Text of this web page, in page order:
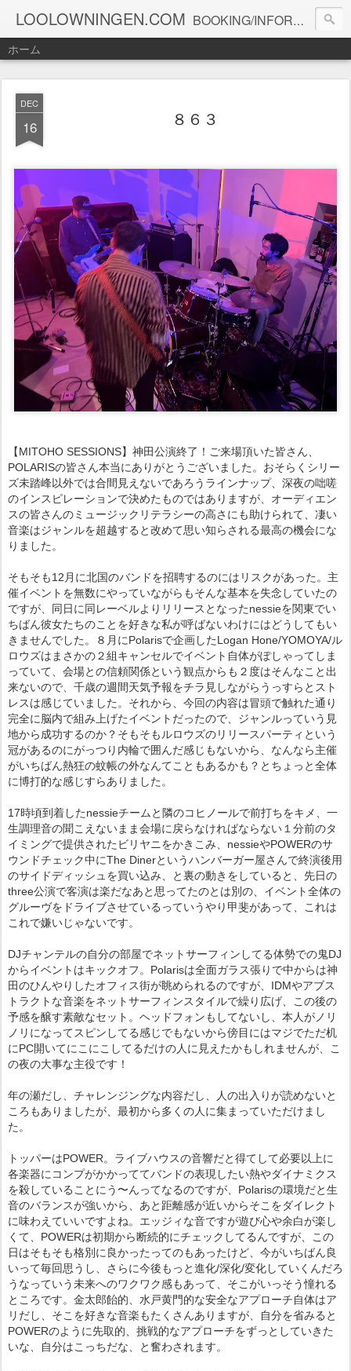
LOOLOWNINGEN.COM BOOKING/INFORMATION info@loolowningen.com
ホーム
DEC
16 ８６３
【MITOHO SESSIONS】神田公演終了！ご来場頂いた皆さん、
POLARISの皆さん本当にありがとうございました。おそらくシリー
ズ未踏峰以外では合間見えないであろうラインナップ、深夜の咄嗟
のインスピレーションで決めたものではありますが、オーディエン
スの皆さんのミュージックリテラシーの高さにも助けられて、凄い
音楽はジャンルを超越すると改めて思い知らされる最高の機会にな
りました。
そもそも12月に北国のバンドを招聘するのにはリスクがあった。主
催イベントを無数にやっていながらもそんな基本を失念していたの
ですが、同日に同レーベルよりリリースとなったnessieを関東でい
ちばん彼女たちのことを好きな私が呼ばないわけにはどうしてもい
きませんでした。８月にPolarisで企画したLogan Hone/YOMOYA/ル
ロウズはまさかの２組キャンセルでイベント自体がぽしゃってしま
っていて、会場との信頼関係という観点からも２度はそんなこと出
来ないので、千歳の週間天気予報をチラ見しながらうっすらとスト
レスは感じていました。それから、今回の内容は冒頭で触れた通り
完全に脳内で組み上げたイベントだったので、ジャンルっていう見
地から成功するのか？そもそもルロウズのリリースパーティという
冠があるのにがっつり内輪で囲んだ感じもないから、なんなら主催
がいちばん熱狂の蚊帳の外なんてこともあるかも？とちょっと全体
に博打的な感じすらありました。
17時頃到着したnessieチームと隣のコヒノールで前打ちをキメ、一
生調理音の聞こえないまま会場に戻らなければならない１分前のタ
イミングで提供されたビリヤニをかきこみ、nessieやPOWERのサ
ウンドチェック中にThe Dinerというハンバーガー屋さんで終演後用
のサイドディッシュを買い込み、と裏の動きをしていると、先日の
three公演で客演は楽だなあと思ってたのとは別の、イベント全体の
グルーヴをドライブさせているっていうやり甲斐があって、これは
これで嫌いじゃないです。
DJチャンテルの自分の部屋でネットサーフィンしてる体勢での鬼DJ
からイベントはキックオフ。Polarisは全面ガラス張りで中からは神
田のひんやりしたオフィス街が眺められるのですが、IDMやアブス
トラクトな音楽をネットサーフィンスタイルで繰り広げ、この後の
予感を醸す素敵なセット。ヘッドフォンもしてないし、本人がノリ
ノリになってスピンしてる感じでもないから傍目にはマジでただ机
にPC開いてにこにこしてるだけの人に見えたかもしれませんが、こ
の夜の大事な主役です！
年の瀬だし、チャレンジングな内容だし、人の出入りが読めないと
ころもありましたが、最初から多くの人に集まっていただけまし
た。
トッパーはPOWER。ライブハウスの音響だと得てして必要以上に
各楽器にコンプがかかっててバンドの表現したい熱やダイナミクス
を殺していることにう〜んってなるのですが、Polarisの環境だと生
音のバランスが強いから、あと距離感が近いからそこをダイレクト
に味わえていいですよね。エッジィな音ですが遊び心や余白が楽し
くて、POWERは初期から断続的にチェックしてるんですが、この
日はそもそも格別に良かったってのもあったけど、今がいちばん良
いって毎回思うし、さらに今後もっと進化/深化/変化していくんだろ
うなっていう未来へのワクワク感もあって、そこがいっそう憧れる
ところです。金太郎飴的、水戸黄門的な安全なアプローチ自体はア
リだし、そこを好きな音楽もたくさんありますが、自分を省みると
POWERのように先取的、挑戦的なアプローチをずっとしていきた
いな、自分はこっちだな、と奮わされます。